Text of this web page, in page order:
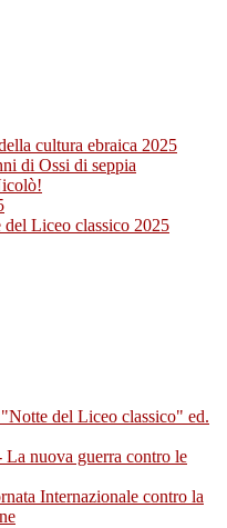
cultura ebraica 2025
di Ossi di seppia
del Liceo classico 2025
del Liceo classico" ed.
La nuova guerra contro le
Internazionale contro la